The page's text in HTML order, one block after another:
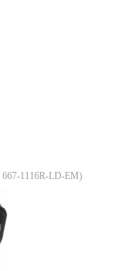
667-1116R-LD-EM)